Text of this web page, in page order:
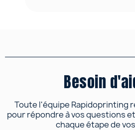
Besoin
Toute l'équipe Rapidoprinting
pour répondre à vos questions
chaque étape de